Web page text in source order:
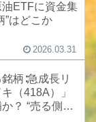
ETFに資金集
”はどこか
2026.03.31
柄∶急成長リ
（418A）」
？ “売る側の